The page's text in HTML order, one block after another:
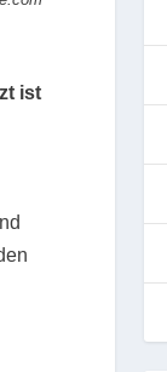
ist